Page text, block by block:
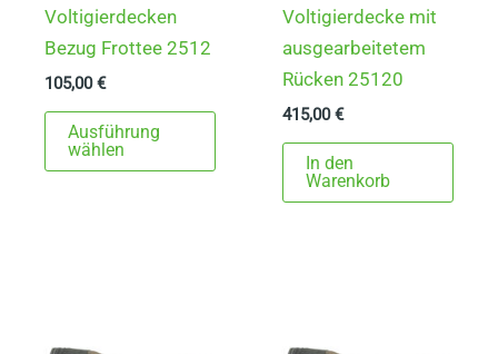
Voltigierdecken
Bezug Frottee 2512
105,00€
Ausführung
wählen
Dieses
Voltigierdecke mit
ausgearbeitetem
Rücken 25120
415,00€
In den
Warenkorb